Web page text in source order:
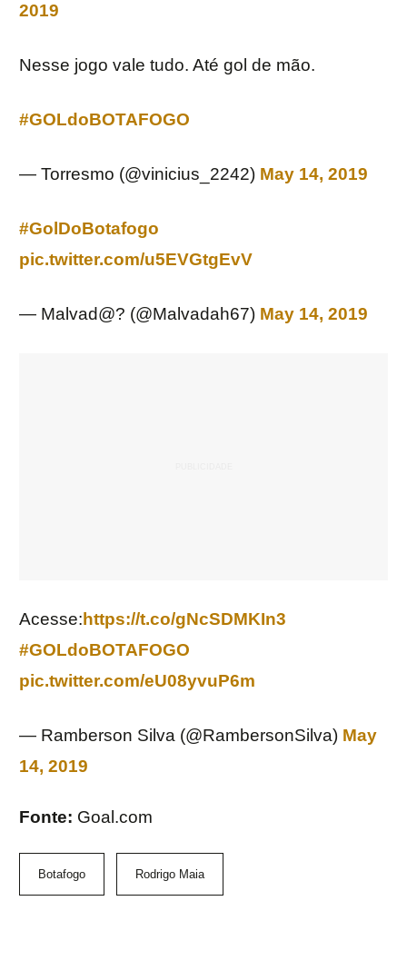
2019
Nesse jogo vale tudo. Até gol de mão.
#GOLdoBOTAFOGO
— Torresmo (@vinicius_2242) May 14, 2019
#GolDoBotafogo
pic.twitter.com/u5EVGtgEvV
— Malvad@? (@Malvadah67) May 14, 2019
Acesse:https://t.co/gNcSDMKIn3
#GOLdoBOTAFOGO
pic.twitter.com/eU08yvuP6m
— Ramberson Silva (@RambersonSilva) May
14, 2019
Fonte: Goal.com
Botafogo Rodrigo Maia